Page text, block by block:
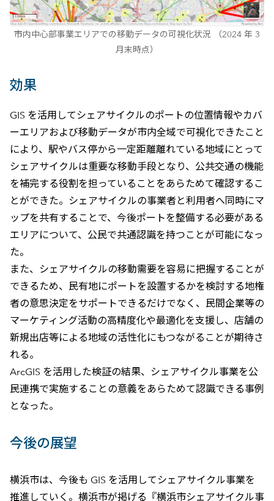
市内中心部事業エリアでの移動データの可視化状況 （2024 年 3
月末時点）
効果
GIS を活用してシェアサイクルのポートの位置情報やカバ
ーエリアおよび移動データが市内全域で可視化できたこと
により、駅やバス停から一定距離離れている地域にとって
シェアサイクルは重要な移動手段となり、公共交通の機能
を補完する役割を担っていることをあらためて確認するこ
とができた。シェアサイクルの事業者と利用者へ同時にマ
ップを共有することで、今後ポートを整備する必要がある
エリアについて、公民で共通認識を持つことが可能になっ
た。
また、シェアサイクルの移動需要を容易に把握することが
できるため、民有地にポートを設置するかを検討する地権
者の意思決定をサポートできるだけでなく、民間企業等の
マーケティング活動の高精度化や最適化を支援し、店舗の
新規出店等による地域の活性化にもつながることが期待さ
れる。
ArcGIS を活用した検証の結果、シェアサイクル事業を公
民連携で実施することの意義をあらためて認識できる事例
となった。
今後の展望
横浜市は、今後も GIS を活用してシェアサイクル事業を
推進していく。横浜市が掲げる『横浜市シェアサイクル事